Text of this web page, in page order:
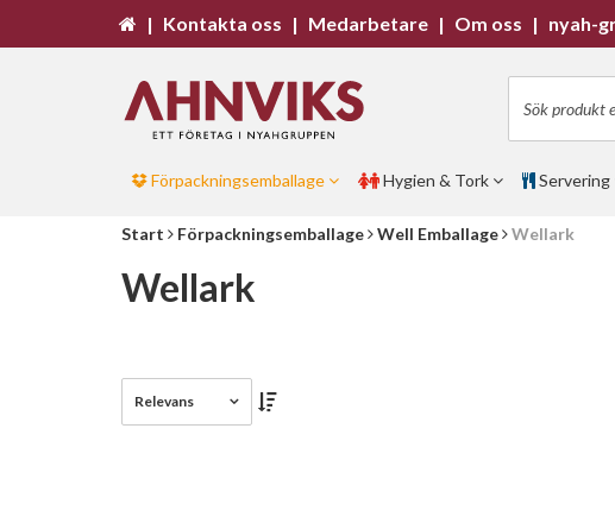
Start Förpackningsemballage Well Emballage Wellark
Wellark
Relevans
| Kontakta oss | Medarbetare | Om oss | nyah-
Förpackningsemballage Hygien & Tork Servering